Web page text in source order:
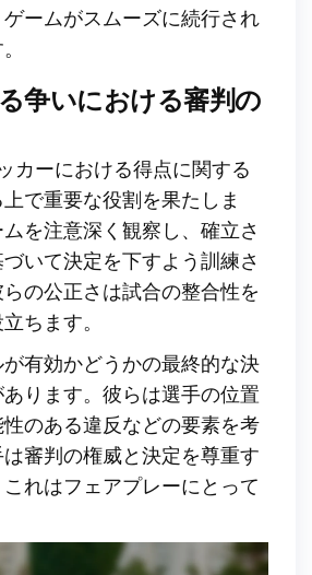
ームがスムーズに続行され
争いにおける審判の
カーにおける得点に関する
で重要な役割を果たしま
を注意深く観察し、確立さ
いて決定を下すよう訓練さ
の公正さは試合の整合性を
ちます。
有効かどうかの最終的な決
ります。彼らは選手の位置
のある違反などの要素を考
審判の権威と決定を尊重す
れはフェアプレーにとって